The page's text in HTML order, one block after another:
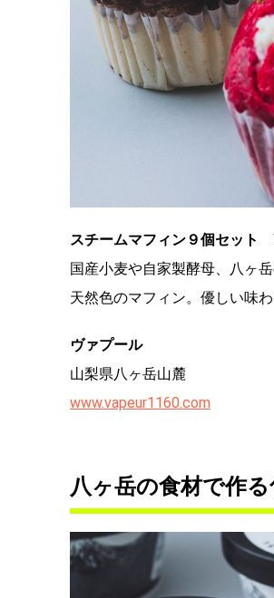
スチームマフィン９個セット
国産小麦や自家製酵母、八ヶ
天然色のマフィン。優しい味
ヴァプール
山梨県八ヶ岳山麓
www.vapeur1160.com
八ヶ岳の食材で作